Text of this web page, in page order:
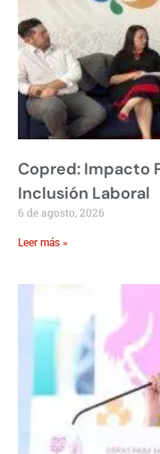
Copred: Impacto
Inclusión Laboral
6 de agosto, 2026
Leer más »